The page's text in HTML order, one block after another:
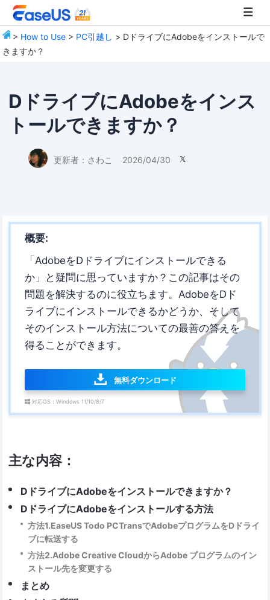
> How to Use > PC引越し > DドライブにAdobeをインストールで
きますか？
DドライブにAdobeをインス
トールできますか？
更新者： さわこ 2026/04/30 
概要:
「AdobeをDドライブにインストールできる
か」と疑問に思っていますか？この記事はその
問題を解決するのに役立ちます。AdobeをDド
ライブにインストールできるかどうか、そして
そのインストール方法についての最善の答えを
得ることができます。
無料ダウンロード
対応OS：Windows 11/10/8/7
主な内容：
DドライブにAdobeをインストールできますか？
DドライブにAdobeをインストールする方法
方法1.EaseUS Todo PCTransでAdobeプログラムをDドライ
ブに転送する
方法2.Adobe Creative CloudからAdobe プログラムのイン
ストール先を変更する
まとめ